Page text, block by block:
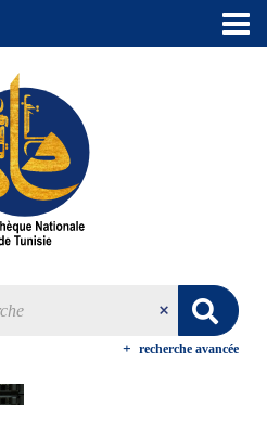
recherche avancée